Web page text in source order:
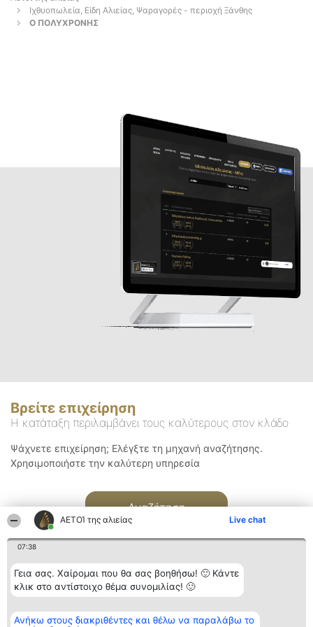
ΑΕΤΟΊ της αλιείας Live chat
07:38
Γεια σας. Χαίρομαι που θα σας βοηθήσω! 🙂 Κάντε
κλικ στο αντίστοιχο θέμα συνομιλίας! 🙂
Ανήκω στους διακριθέντες και θέλω να παραλάβω το
Ιχθυοπωλεία, Είδη Αλιείας, Ψαραγορές - περιοχή Ξάνθης
Ο ΠΟΛΥΧΡΟΝΗΣ
Βρείτε επιχείρηση
Η κατάταξη περιλαμβάνει τους καλύτερους στον κλάδο
Ψάχνετε επιχείρηση; Ελέγξτε τη μηχανή αναζήτησης.
Χρησιμοποιήστε την καλύτερη υπηρεσία
Αναζήτηση
Διοργανωτής της
κατάταξης
Κατάταξη
Διακριθέντες
Επικοινωνία
Επικοινωνία